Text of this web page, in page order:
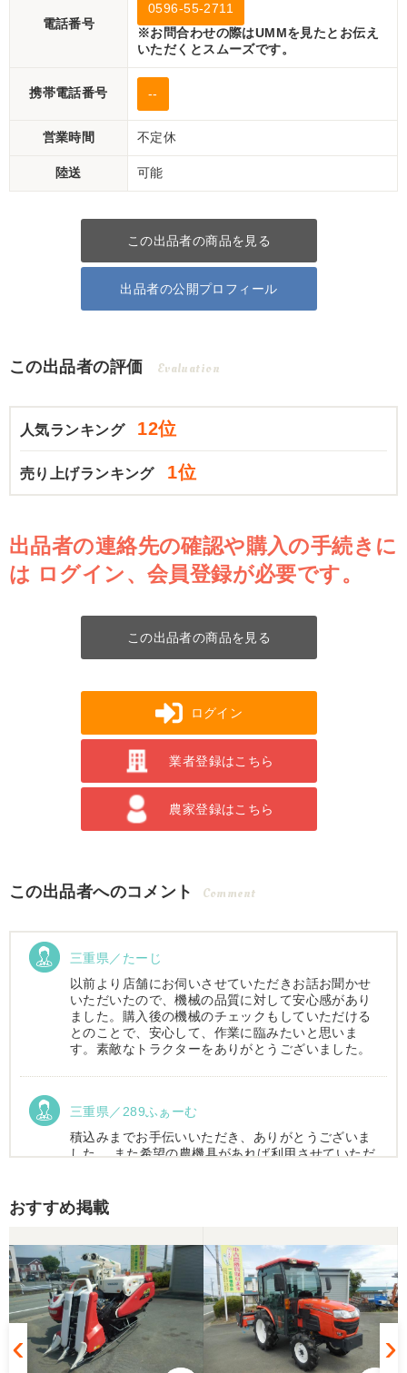
電話番号
0596-55-2711
※お問合わせの際はUMMを見たとお伝え
いただくとスムーズです。
携帯電話番号 --
営業時間 不定休
陸送 可能
この出品者の商品を見る
出品者の公開プロフィール
この出品者の評価 Evaluation
人気ランキング 12位
売り上げランキング 1位
出品者の連絡先の確認や購入の手続きに
は ログイン、会員登録が必要です。
この出品者の商品を見る
ログイン
業者登録はこちら
農家登録はこちら
この出品者へのコメント Comment
三重県／たーじ
以前より店舗にお伺いさせていただきお話お聞かせ
いただいたので、機械の品質に対して安心感があり
ました。購入後の機械のチェックもしていただける
とのことで、安心して、作業に臨みたいと思いま
す。素敵なトラクターをありがとうございました。
三重県／289ふぁーむ
積込みまでお手伝いいただき、ありがとうございま
した。 また希望の農機具があれば利用させていただ
この度はお世話になりました。また、機会があれば
よろしくお願いします。
三重県／ユウスケ
購入から引き取りまでスムーズでした。ありがとう
おすすめ掲載